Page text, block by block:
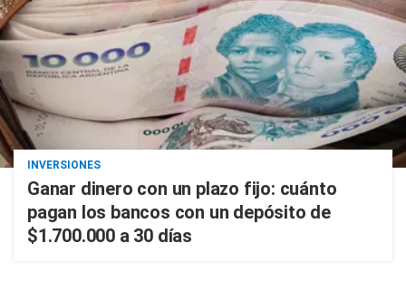
INVERSIONES
Ganar dinero con un plazo fijo: cuánto
pagan los bancos con un depósito de
$1.700.000 a 30 días